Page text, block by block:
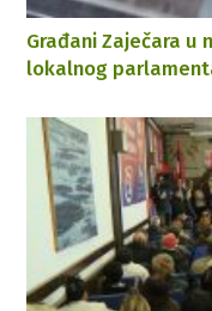
Građani Zaječara u
lokalnog